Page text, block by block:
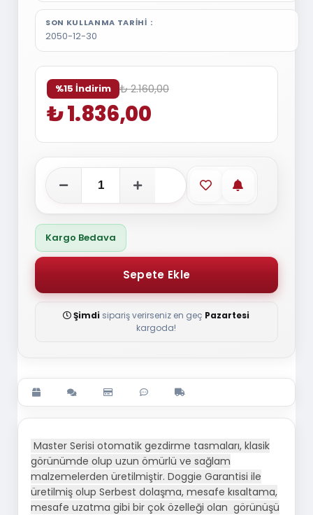
SON KULLANMA TARIHI
2050-12-30
%15 İndirim ₺ 2.160,00
₺ 1.836,00
Favorilere ekle
Stoğa
Kargo Bedava
Şimdi sipariş verirseniz en geç Pazartesi
kargoda!
Master Serisi otomatik gezdirme tasmaları, klasik
görünümde olup uzun ömürlü ve sağlam
malzemelerden üretilmiştir. Doggie Garantisi ile
üretilmiş olup Serbest dolaşma, mesafe kısaltama,
mesafe uzatma gibi bir çok özelleği olan görünüşü